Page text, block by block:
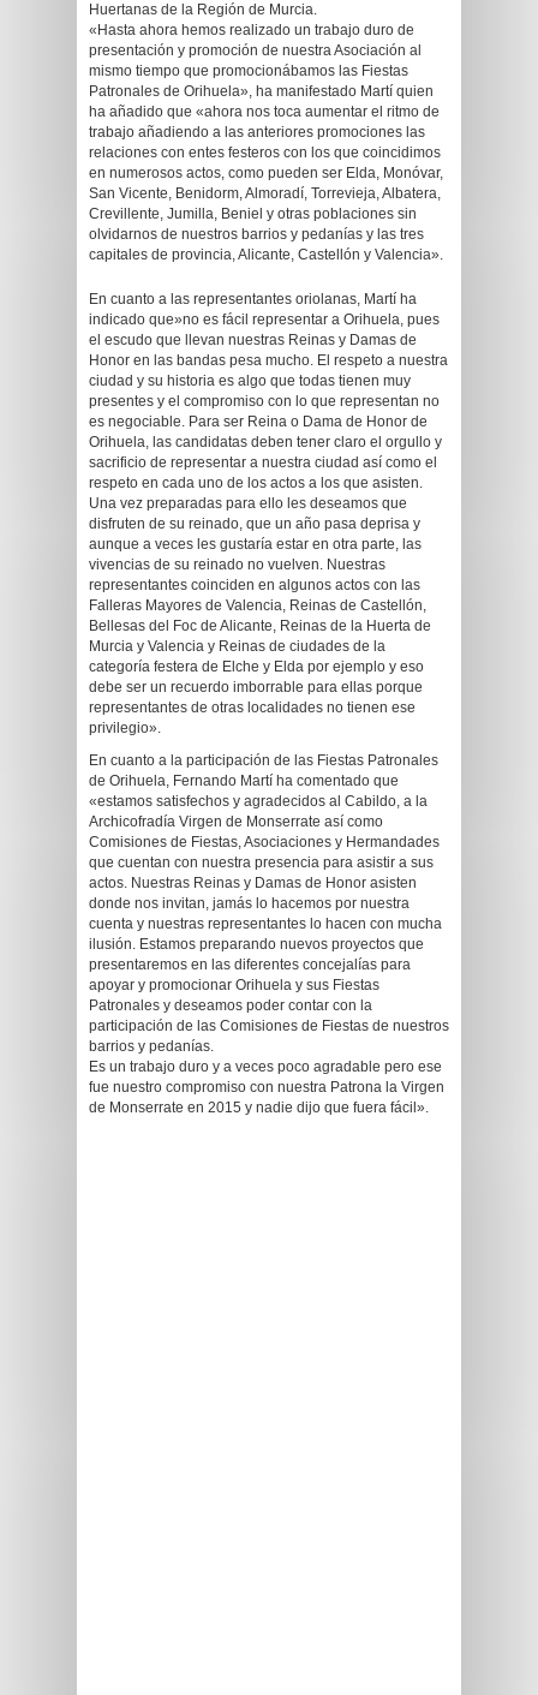
Huertanas de la Región de Murcia.
«Hasta ahora hemos realizado un trabajo duro de
presentación y promoción de nuestra Asociación al
mismo tiempo que promocionábamos las Fiestas
Patronales de Orihuela», ha manifestado Martí quien
ha añadido que «ahora nos toca aumentar el ritmo de
trabajo añadiendo a las anteriores promociones las
relaciones con entes festeros con los que coincidimos
en numerosos actos, como pueden ser Elda, Monóvar,
San Vicente, Benidorm, Almoradí, Torrevieja, Albatera,
Crevillente, Jumilla, Beniel y otras poblaciones sin
olvidarnos de nuestros barrios y pedanías y las tres
capitales de provincia, Alicante, Castellón y Valencia».
En cuanto a las representantes oriolanas, Martí ha
indicado que»no es fácil representar a Orihuela, pues
el escudo que llevan nuestras Reinas y Damas de
Honor en las bandas pesa mucho. El respeto a nuestra
ciudad y su historia es algo que todas tienen muy
presentes y el compromiso con lo que representan no
es negociable. Para ser Reina o Dama de Honor de
Orihuela, las candidatas deben tener claro el orgullo y
sacrificio de representar a nuestra ciudad así como el
respeto en cada uno de los actos a los que asisten.
Una vez preparadas para ello les deseamos que
disfruten de su reinado, que un año pasa deprisa y
aunque a veces les gustaría estar en otra parte, las
vivencias de su reinado no vuelven. Nuestras
representantes coinciden en algunos actos con las
Falleras Mayores de Valencia, Reinas de Castellón,
Bellesas del Foc de Alicante, Reinas de la Huerta de
Murcia y Valencia y Reinas de ciudades de la
categoría festera de Elche y Elda por ejemplo y eso
debe ser un recuerdo imborrable para ellas porque
representantes de otras localidades no tienen ese
privilegio».
En cuanto a la participación de las Fiestas Patronales
de Orihuela, Fernando Martí ha comentado que
«estamos satisfechos y agradecidos al Cabildo, a la
Archicofradía Virgen de Monserrate así como
Comisiones de Fiestas, Asociaciones y Hermandades
que cuentan con nuestra presencia para asistir a sus
actos. Nuestras Reinas y Damas de Honor asisten
donde nos invitan, jamás lo hacemos por nuestra
cuenta y nuestras representantes lo hacen con mucha
ilusión. Estamos preparando nuevos proyectos que
presentaremos en las diferentes concejalías para
apoyar y promocionar Orihuela y sus Fiestas
Patronales y deseamos poder contar con la
participación de las Comisiones de Fiestas de nuestros
barrios y pedanías.
Es un trabajo duro y a veces poco agradable pero ese
fue nuestro compromiso con nuestra Patrona la Virgen
de Monserrate en 2015 y nadie dijo que fuera fácil».